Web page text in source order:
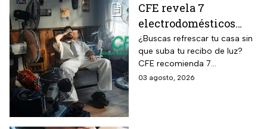
CFE revela 7
electrodomésticos
para combatir el calor
sin que se dispare tu
recibo de luz
¿Buscas refrescar tu casa sin
que suba tu recibo de luz?
CFE recomienda 7
electrodomésticos eficientes
03 agosto, 2026